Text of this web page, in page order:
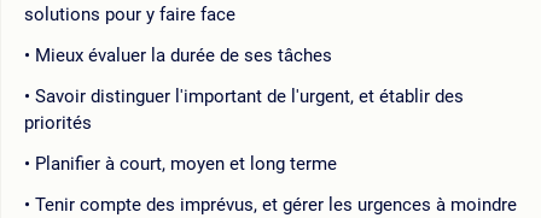
solutions pour y faire face
Mieux évaluer la durée de ses tâches
Savoir distinguer l'important de l'urgent, et établir des
priorités
Planifier à court, moyen et long terme
Tenir compte des imprévus, et gérer les urgences à moindre